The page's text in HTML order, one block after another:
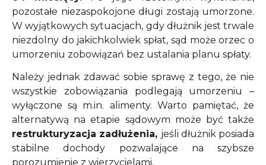
pozostałe niezaspokojone długi zostają umorzone.
W wyjątkowych sytuacjach, gdy dłużnik jest trwale
niezdolny do jakichkolwiek spłat, sąd może orzec o
umorzeniu zobowiązań bez ustalania planu spłaty.
Należy jednak zdawać sobie sprawę z tego, że nie
wszystkie zobowiązania podlegają umorzeniu –
wyłączone są m.in. alimenty. Warto pamiętać, że
alternatywą na etapie sądowym może być także
restrukturyzacja zadłużenia, jeśli dłużnik posiada
stabilne dochody pozwalające na szybsze
porozumienie z wierzycielami.